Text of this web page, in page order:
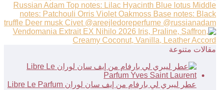
مقالات متنوعة
عطر ليبري لي بارفام من إيف سان لوران Libre Le Parfum